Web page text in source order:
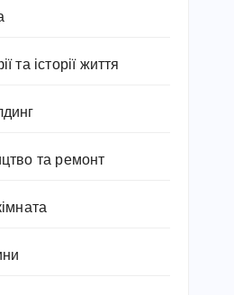
та історії життя
та ремонт